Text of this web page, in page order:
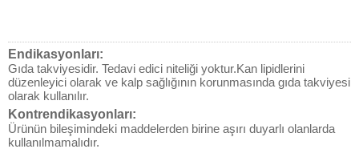
Endikasyonları:
Gıda takviyesidir. Tedavi edici niteliği yoktur.Kan lipidlerini
düzenleyici olarak ve kalp sağlığının korunmasında gıda takviyesi
olarak kullanılır.
Kontrendikasyonları:
Ürünün bileşimindeki maddelerden birine aşırı duyarlı olanlarda
kullanılmamalıdır.